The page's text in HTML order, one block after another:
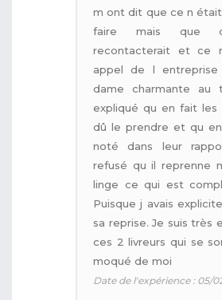
m ont dit que ce n
faire mais que
recontacterait et ce
appel de l entreprise
dame charmante au
expliqué qu en fait les
dû le prendre et qu
noté dans leur
refusé qu il reprenne
linge ce qui est
Puisque j avais
sa reprise. Je suis très
ces 2 livreurs qui se
moqué de moi
Date de l'expérience : 05/